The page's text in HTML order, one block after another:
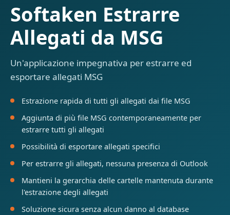
Softaken Estrarre
Allegati da MSG
Un'applicazione impegnativa per estrarre ed
esportare allegati MSG
Estrazione rapida di tutti gli allegati dai file MSG
Aggiunta di più file MSG contemporaneamente per
estrarre tutti gli allegati
Possibilità di esportare allegati specifici
Per estrarre gli allegati, nessuna presenza di Outlook
Mantieni la gerarchia delle cartelle mantenuta durante
l'estrazione degli allegati
Soluzione sicura senza alcun danno al database